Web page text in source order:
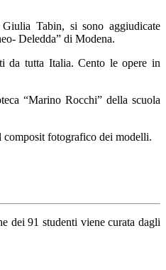
Tabin, si sono aggiudicate
Deledda” di Modena.
da tutta Italia. Cento le opere in
“Marino Rocchi” della scuola
composit fotografico dei modelli.
dei 91 studenti viene curata dagli